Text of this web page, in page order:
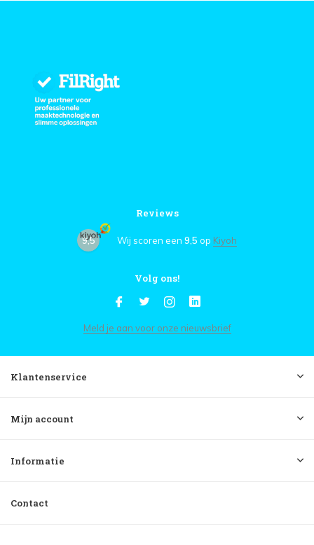
Reviews
9,5 Wij scoren een 9,5 op Kiyoh
Volg ons!
Meld je aan voor onze nieuwsbrief
Klantenservice
Mijn account
Informatie
Contact